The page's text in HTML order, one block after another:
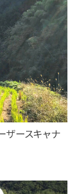
ザースキャナ